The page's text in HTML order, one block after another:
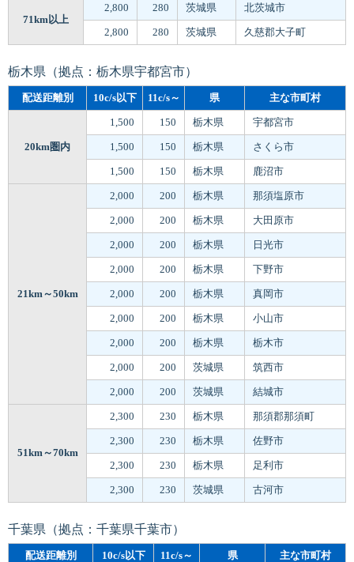
71km以上
2,800 280 茨城県 北茨城市
2,800 280 茨城県 久慈郡大子町
栃木県（拠点：栃木県宇都宮市）
配送距離別 10c/s以下 11c/s～ 県 主な市町村
20km圏内
1,500 150 栃木県 宇都宮市
1,500 150 栃木県 さくら市
1,500 150 栃木県 鹿沼市
21km～50km
2,000 200 栃木県 那須塩原市
2,000 200 栃木県 大田原市
2,000 200 栃木県 日光市
2,000 200 栃木県 下野市
2,000 200 栃木県 真岡市
2,000 200 栃木県 小山市
2,000 200 栃木県 栃木市
2,000 200 茨城県 筑西市
2,000 200 茨城県 結城市
51km～70km
2,300 230 栃木県 那須郡那須町
2,300 230 栃木県 佐野市
2,300 230 栃木県 足利市
2,300 230 茨城県 古河市
千葉県（拠点：千葉県千葉市）
配送距離別 10c/s以下 11c/s～ 県 主な市町村